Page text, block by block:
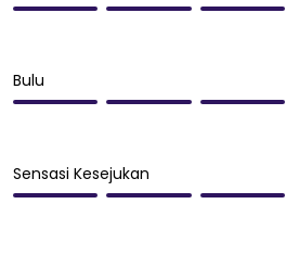
Bulu
Sensasi Kesejukan